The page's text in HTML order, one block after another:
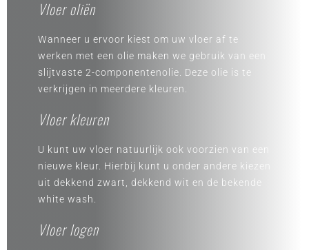
Vloer oliën
Wanneer u ervoor kiest om uw vloer af te
werken met een olie maken we gebruik van een
slijtvaste 2-componentenolie. Deze olie is te
verkrijgen in meerdere kleuren.
Vloer kleuren
U kunt uw vloer natuurlijk ook voorzien van een
nieuwe kleur. Hierbij kunt u onder andere kiezen
uit dekkend zwart, dekkend wit en de bekende
white wash.
Vloer logen